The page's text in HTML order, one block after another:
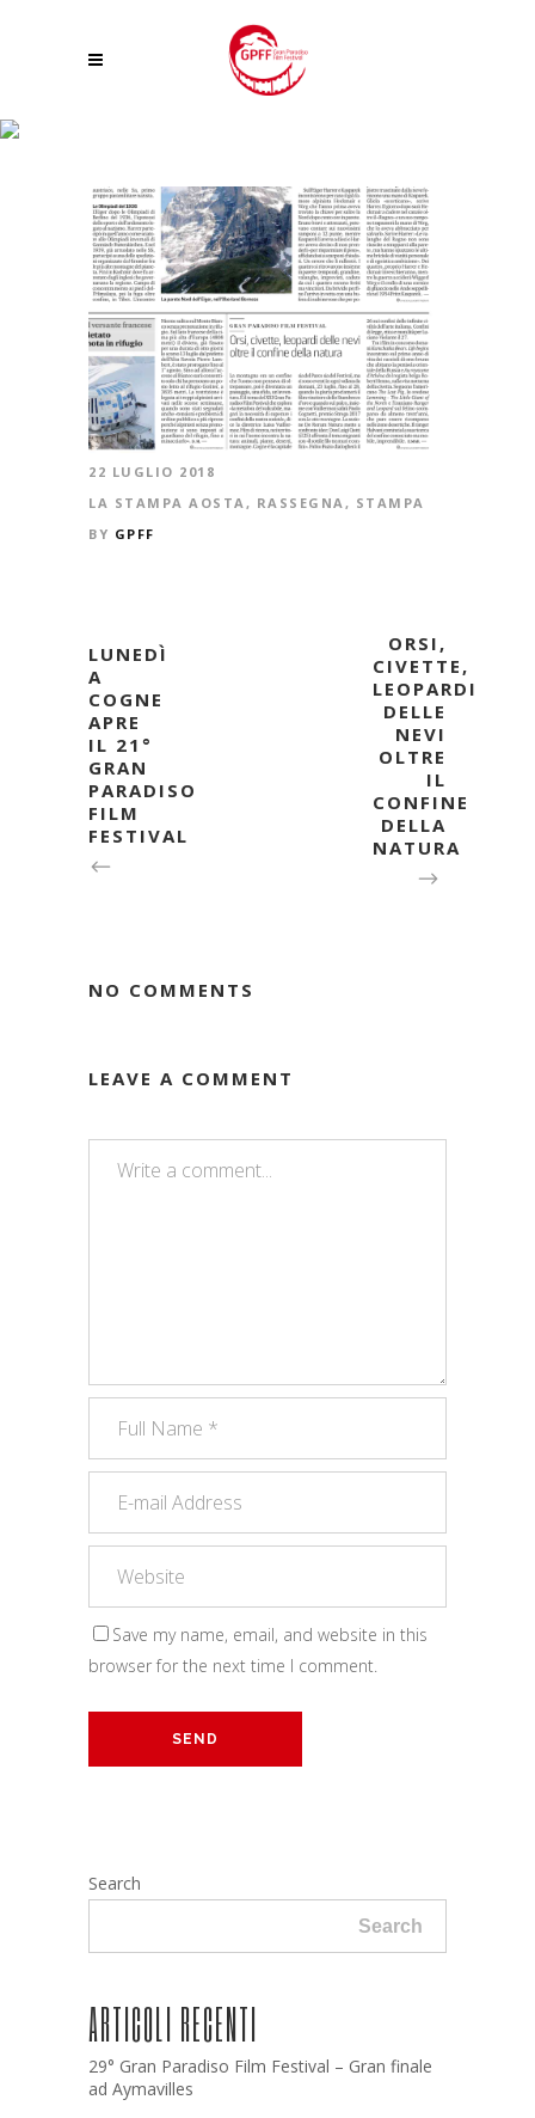
22 LUGLIO 2018
LA STAMPA AOSTA, RASSEGNA, STAMPA
BY GPFF
LUNEDÌ
A
COGNE
APRE
IL 21°
GRAN
PARADISO
FILM
FESTIVAL
ORSI,
CIVETTE,
LEOPARDI
DELLE
NEVI
OLTRE
IL
CONFINE
DELLA
NATURA
NO COMMENTS
LEAVE A COMMENT
Save my name, email, and website in this
browser for the next time I comment.
Search
Search
ARTICOLI RECENTI
29° Gran Paradiso Film Festival – Gran finale
ad Aymavilles